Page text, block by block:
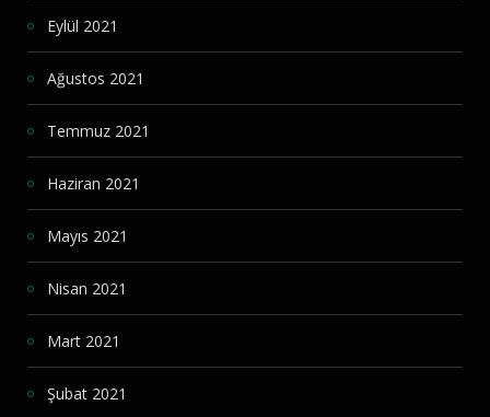
Eylül 2021
Ağustos 2021
Temmuz 2021
Haziran 2021
Mayıs 2021
Nisan 2021
Mart 2021
Şubat 2021